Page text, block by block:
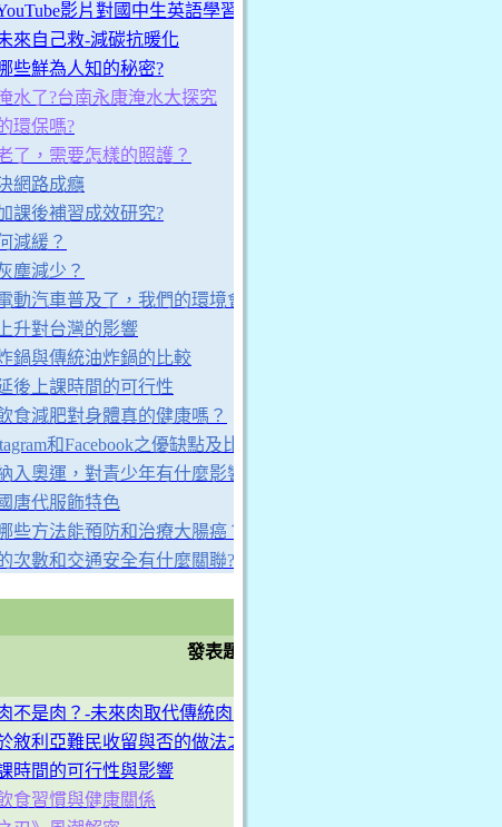
影片對國中生英語學習之影響
來自己救-減碳抗暖化
些鮮為人知的秘密?
水了?台南永康淹水大探究
環保嗎?
了，需要怎樣的照護？
網路成癮
課後補習成效研究?
減緩？
塵減少？
動汽車普及了，我們的環境會因此得到改善嗎？
升對台灣的影響
鍋與傳統油炸鍋的比較
後上課時間的可行性
食減肥對身體真的健康嗎？
和Facebook之優缺點及比較
入奧運，對青少年有什麼影響?
唐代服飾特色
些方法能預防和治療大腸癌？
次數和交通安全有什麼關聯?
發表題目
不是肉？-未來肉取代傳統肉的可能性
敘利亞難民收留與否的做法之探討
時間的可行性與影響
食習慣與健康關係